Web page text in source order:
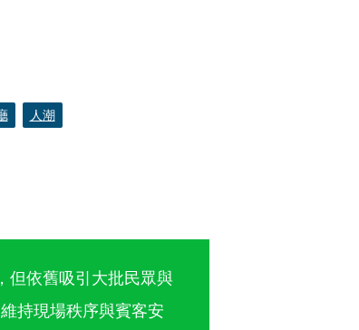
人潮
但依舊吸引大批民眾與
持現場秩序與賓客安